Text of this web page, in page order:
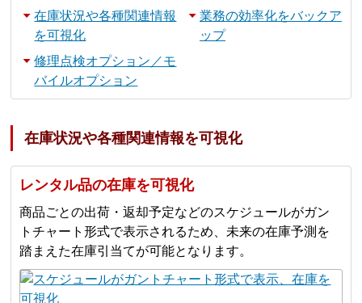
在庫状況や各種関連情報
を可視化
業務の効率化をバックア
ップ
修理点検オプション／モ
バイルオプション
在庫状況や各種関連情報を可視化
レンタル品の在庫を可視化
商品ごとの出荷・返却予定などのスケジュールがガン
トチャート形式で表示されるため、未来の在庫予測を
踏まえた在庫引当てが可能となります。